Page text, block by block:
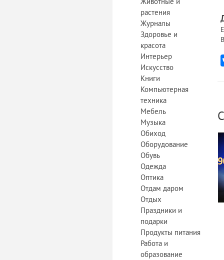
растения
Журналы
Здоровье и
красота
Интерьер
Искусство
Книги
Компьютерная
техника
Мебель
Музыка
Обиход
Оборудование
Обувь
Одежда
Оптика
Отдам даром
Отдых
Праздники и
подарки
Продукты питания
Работа и
образование